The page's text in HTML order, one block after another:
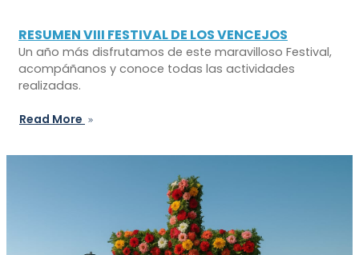
RESUMEN VIII FESTIVAL DE LOS VENCEJOS
Un año más disfrutamos de este maravilloso Festival,
acompáñanos y conoce todas las actividades
realizadas.
Read More